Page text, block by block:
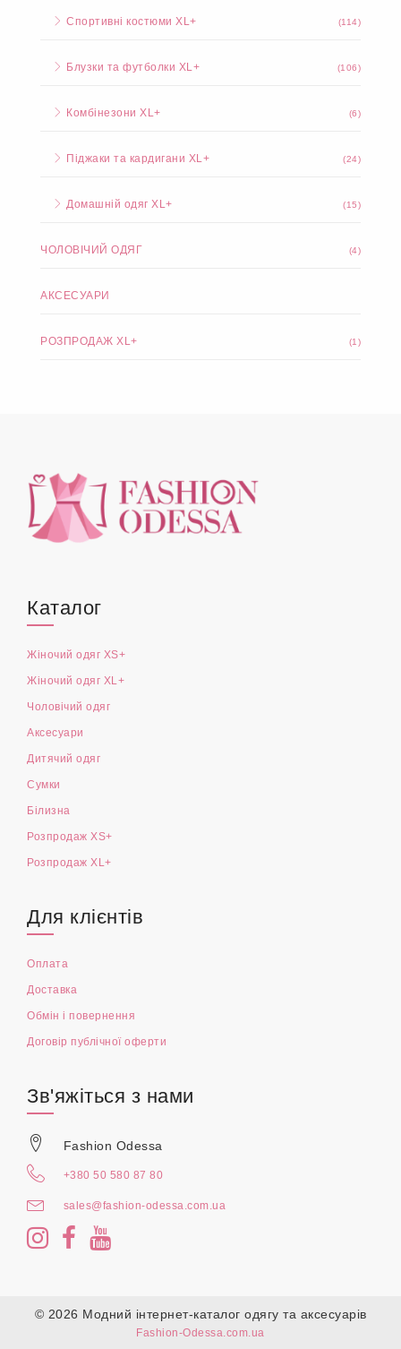
Спортивні костюми XL+ (114)
Блузки та футболки XL+ (106)
Комбінезони XL+ (6)
Піджаки та кардигани XL+ (24)
Домашній одяг XL+ (15)
ЧОЛОВІЧИЙ ОДЯГ (4)
АКСЕСУАРИ
РОЗПРОДАЖ XL+ (1)
Каталог
Жіночий одяг XS+
Жіночий одяг XL+
Чоловічий одяг
Аксесуари
Дитячий одяг
Сумки
Білизна
Розпродаж XS+
Розпродаж XL+
Для клієнтів
Оплата
Доставка
Обмін і повернення
Договір публічної оферти
Зв'яжіться з нами
Fashion Odessa
+380 50 580 87 80
sales@fashion-odessa.com.ua
© 2026 Модний інтернет-каталог одягу та аксесуарів
Fashion-Odessa.com.ua